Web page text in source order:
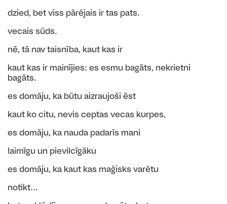
dzied, bet viss pārējais ir tas pats.
vecais sūds.
nē, tā nav taisnība, kaut kas ir
kaut kas ir mainījies: es esmu bagāts, nekrietni
bagāts.
es domāju, ka būtu aizraujoši ēst
kaut ko citu, nevis ceptas vecas kurpes,
es domāju, ka nauda padarīs mani
laimīgu un pievilcīgāku
es domāju, ka kaut kas maģisks varētu
notikt...